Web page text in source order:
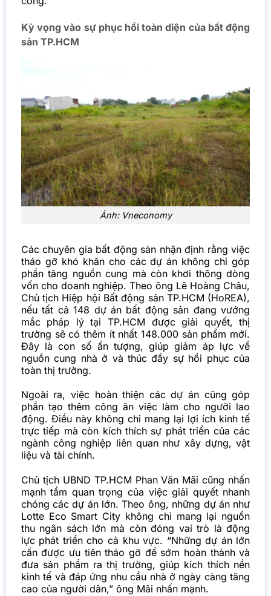
Kỳ vọng vào sự phục hồi toàn diện của bất động
sản TP.HCM
Ảnh: Vneconomy
Các chuyên gia bất động sản nhận định rằng việc
tháo gỡ khó khăn cho các dự án không chỉ góp
phần tăng nguồn cung mà còn khơi thông dòng
vốn cho doanh nghiệp. Theo ông Lê Hoàng Châu,
Chủ tịch Hiệp hội Bất động sản TP.HCM (HoREA),
nếu tất cả 148 dự án bất động sản đang vướng
mắc pháp lý tại TP.HCM được giải quyết, thị
trường sẽ có thêm ít nhất 148.000 sản phẩm mới.
Đây là con số ấn tượng, giúp giảm áp lực về
nguồn cung nhà ở và thúc đẩy sự hồi phục của
toàn thị trường.
Ngoài ra, việc hoàn thiện các dự án cũng góp
phần tạo thêm công ăn việc làm cho người lao
động. Điều này không chỉ mang lại lợi ích kinh tế
trực tiếp mà còn kích thích sự phát triển của các
ngành công nghiệp liên quan như xây dựng, vật
liệu và tài chính.
Chủ tịch UBND TP.HCM Phan Văn Mãi cũng nhấn
mạnh tầm quan trọng của việc giải quyết nhanh
chóng các dự án lớn. Theo ông, những dự án như
Lotte Eco Smart City không chỉ mang lại nguồn
thu ngân sách lớn mà còn đóng vai trò là động
lực phát triển cho cả khu vực. “Những dự án lớn
cần được ưu tiên tháo gỡ để sớm hoàn thành và
đưa sản phẩm ra thị trường, giúp kích thích nền
kinh tế và đáp ứng nhu cầu nhà ở ngày càng tăng
cao của người dân,” ông Mãi nhấn mạnh.